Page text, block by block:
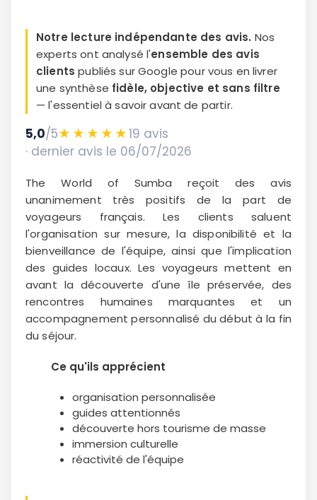
Notre lecture indépendante des avis. Nos
experts ont analysé l'ensemble des avis
clients publiés sur Google pour vous en livrer
une synthèse fidèle, objective et sans filtre
— l'essentiel à savoir avant de partir.
5,0/5★★★★★19 avis
· dernier avis le 06/07/2026
The World of Sumba reçoit des avis
unanimement très positifs de la part de
voyageurs français. Les clients saluent
l'organisation sur mesure, la disponibilité et la
bienveillance de l'équipe, ainsi que l'implication
des guides locaux. Les voyageurs mettent en
avant la découverte d'une île préservée, des
rencontres humaines marquantes et un
accompagnement personnalisé du début à la fin
du séjour.
Ce qu'ils apprécient
organisation personnalisée
guides attentionnés
découverte hors tourisme de masse
immersion culturelle
réactivité de l'équipe